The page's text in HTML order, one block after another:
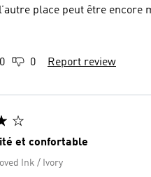
place peut être encore
0 0 Report review
et confortable
Ink / Ivory